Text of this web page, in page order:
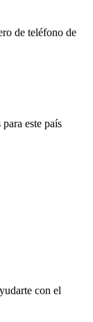
de teléfono de
este país
con el